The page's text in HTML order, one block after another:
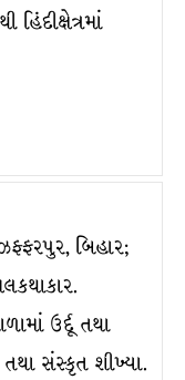
હિંદીક્ષેત્રમાં
બિહાર;
ઉર્દૂ તથા
તથા સંસ્કૃત શીખ્યા.